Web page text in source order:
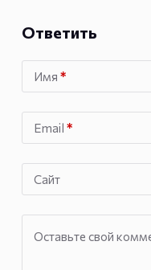
Ответить
Имя *
Email *
Сайт
Оставьте свой